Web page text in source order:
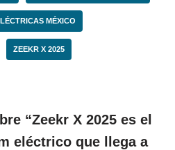
MÉXICO
ZEEKR X 2025
“Zeekr X 2025 es el
eléctrico que llega a